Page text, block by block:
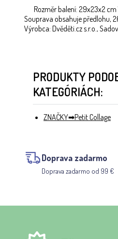
Rozměr balení: 29x23x2
Souprava obsahuje předlohu,
Výrobca: Dvěděti.cz s.r.o.,
PRODUKTY
KATEGÓRIÁCH:
ZNAČKY Petit Collage
Doprava zadarmo
Doprava zadarmo od 99 €